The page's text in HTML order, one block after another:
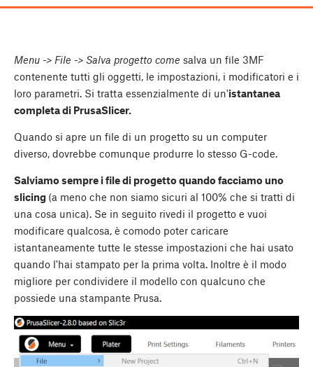
Menu -> File -> Salva progetto come salva un file 3MF
contenente tutti gli oggetti, le impostazioni, i modificatori e i
loro parametri. Si tratta essenzialmente di un'istantanea
completa di PrusaSlicer.
Quando si apre un file di un progetto su un computer
diverso, dovrebbe comunque produrre lo stesso G-code.
Salviamo sempre i file di progetto quando facciamo uno
slicing (a meno che non siamo sicuri al 100% che si tratti di
una cosa unica). Se in seguito rivedi il progetto e vuoi
modificare qualcosa, è comodo poter caricare
istantaneamente tutte le stesse impostazioni che hai usato
quando l'hai stampato per la prima volta. Inoltre è il modo
migliore per condividere il modello con qualcuno che
possiede una stampante Prusa.